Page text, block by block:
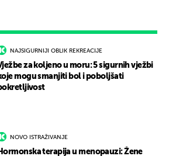
NAJSIGURNIJI OBLIK REKREACIJE
za koljeno u moru: 5 sigurnih vježbi
mogu smanjiti bol i poboljšati
NOVO ISTRAŽIVANJE
terapija u menopauzi: Žene